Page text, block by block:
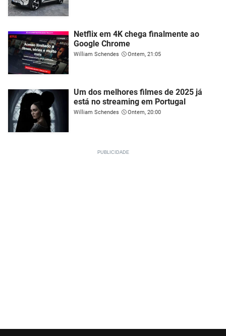
Netflix em 4K chega finalmente ao
Google Chrome
William Schendes Ontem, 21:05
Um dos melhores filmes de 2025 já
está no streaming em Portugal
William Schendes Ontem, 20:00